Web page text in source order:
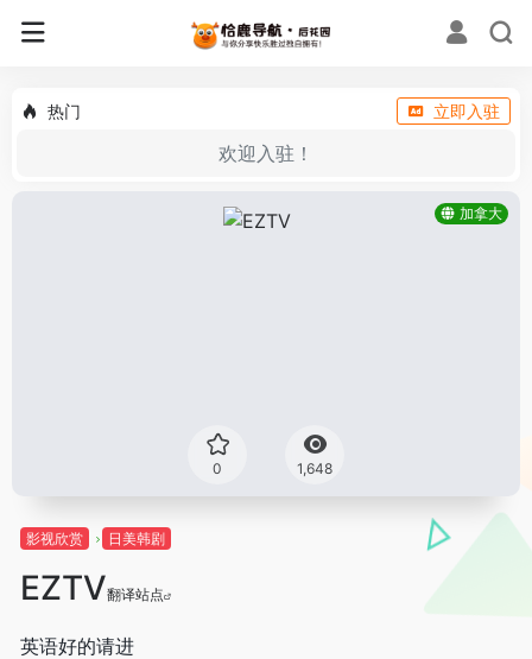
热门 立即入驻
欢迎入驻！
加拿大
0 1,648
影视欣赏 日美韩剧
EZTV翻译站点
英语好的请进